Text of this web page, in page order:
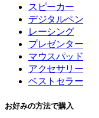
スピーカー
デジタルペン
レーシング
プレゼンター
マウスパッド
アクセサリー
ベストセラー
お好みの方法で購入